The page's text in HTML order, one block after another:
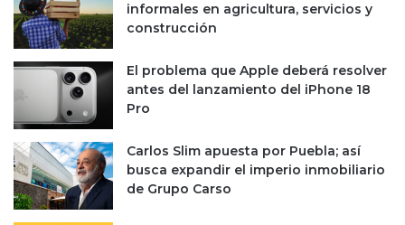
informales en agricultura, servicios y
construcción
El problema que Apple deberá resolver
antes del lanzamiento del iPhone 18
Pro
Carlos Slim apuesta por Puebla; así
busca expandir el imperio inmobiliario
de Grupo Carso